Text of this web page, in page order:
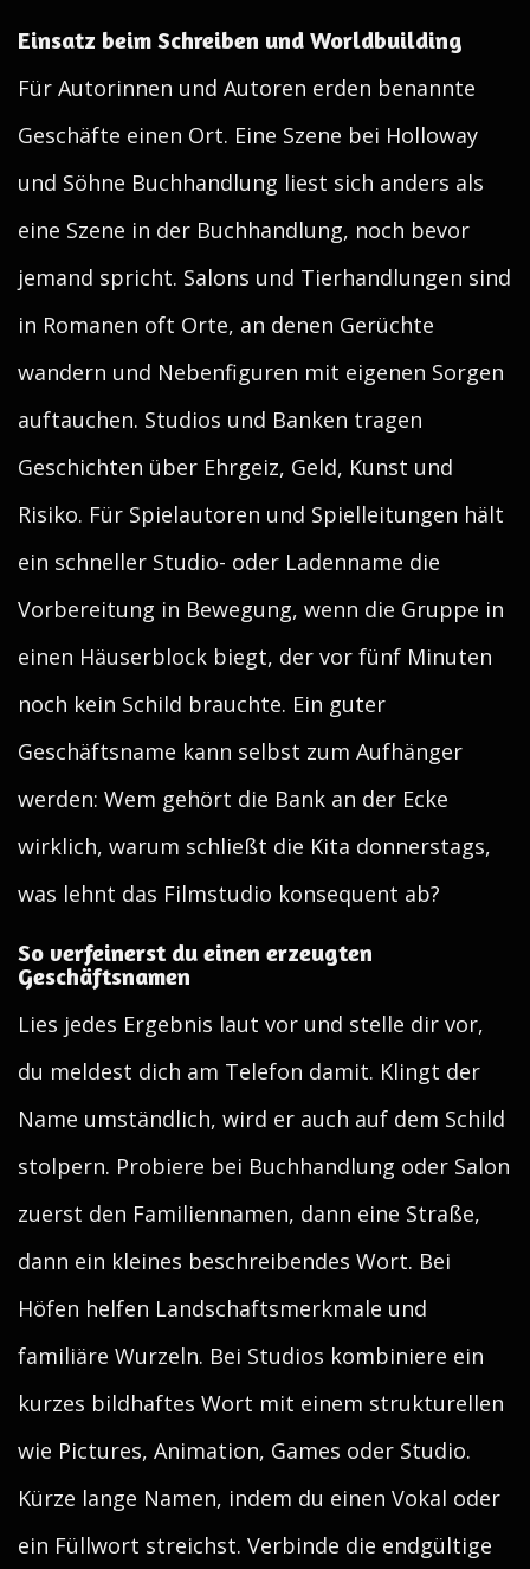
Einsatz beim Schreiben und Worldbuilding
Für Autorinnen und Autoren erden benannte
Geschäfte einen Ort. Eine Szene bei Holloway
und Söhne Buchhandlung liest sich anders als
eine Szene in der Buchhandlung, noch bevor
jemand spricht. Salons und Tierhandlungen sind
in Romanen oft Orte, an denen Gerüchte
wandern und Nebenfiguren mit eigenen Sorgen
auftauchen. Studios und Banken tragen
Geschichten über Ehrgeiz, Geld, Kunst und
Risiko. Für Spielautoren und Spielleitungen hält
ein schneller Studio- oder Ladenname die
Vorbereitung in Bewegung, wenn die Gruppe in
einen Häuserblock biegt, der vor fünf Minuten
noch kein Schild brauchte. Ein guter
Geschäftsname kann selbst zum Aufhänger
werden: Wem gehört die Bank an der Ecke
wirklich, warum schließt die Kita donnerstags,
was lehnt das Filmstudio konsequent ab?
So verfeinerst du einen erzeugten
Geschäftsnamen
Lies jedes Ergebnis laut vor und stelle dir vor,
du meldest dich am Telefon damit. Klingt der
Name umständlich, wird er auch auf dem Schild
stolpern. Probiere bei Buchhandlung oder Salon
zuerst den Familiennamen, dann eine Straße,
dann ein kleines beschreibendes Wort. Bei
Höfen helfen Landschaftsmerkmale und
familiäre Wurzeln. Bei Studios kombiniere ein
kurzes bildhaftes Wort mit einem strukturellen
wie Pictures, Animation, Games oder Studio.
Kürze lange Namen, indem du einen Vokal oder
ein Füllwort streichst. Verbinde die endgültige